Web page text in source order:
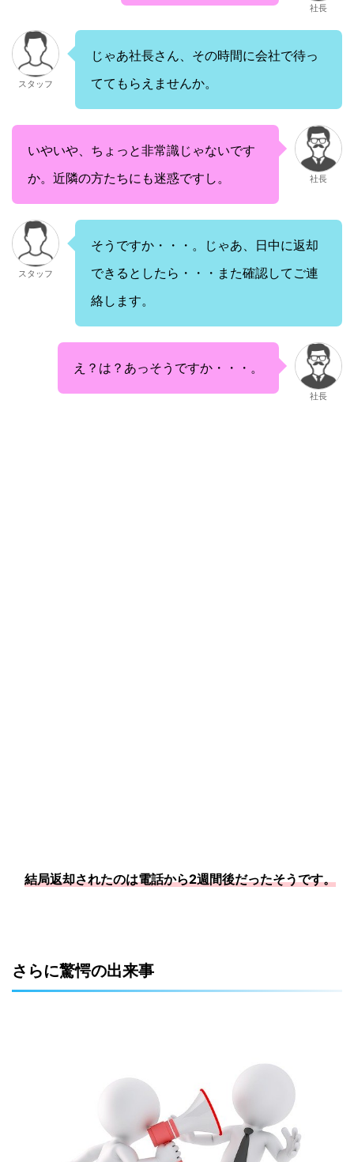
社長
スタッフ
じゃあ社長さん、その時間に会社で待っ
ててもらえませんか。
いやいや、ちょっと非常識じゃないです
か。近隣の方たちにも迷惑ですし。
社長
スタッフ
そうですか・・・。じゃあ、日中に返却
できるとしたら・・・また確認してご連
絡します。
え？は？あっそうですか・・・。
社長
結局返却されたのは電話から2週間後だったそうです。
さらに驚愕の出来事